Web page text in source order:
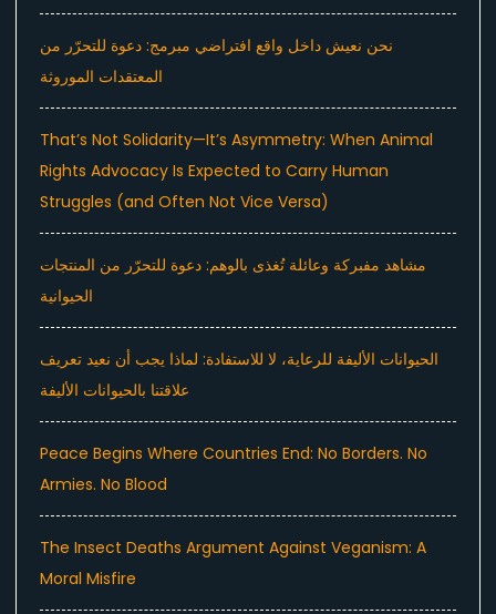
نحن نعيش داخل واقع افتراضي مبرمج: دعوة للتحرّر من
المعتقدات الموروثة
That’s Not Solidarity—It’s Asymmetry: When Animal
Rights Advocacy Is Expected to Carry Human
Struggles (and Often Not Vice Versa)
مشاهد مفبركة وعائلة تُغذى بالوهم: دعوة للتحرّر من المنتجات
الحيوانية
الحيوانات الأليفة للرعاية، لا للاستفادة: لماذا يجب أن نعيد تعريف
علاقتنا بالحيوانات الأليفة
Peace Begins Where Countries End: No Borders. No
Armies. No Blood
The Insect Deaths Argument Against Veganism: A
Moral Misfire